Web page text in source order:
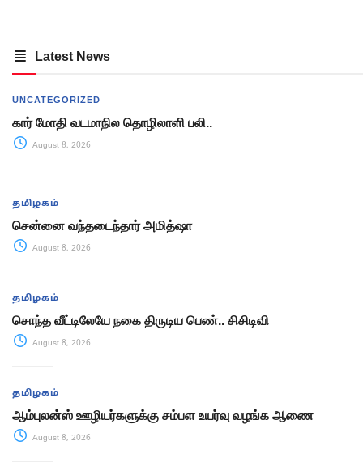
Latest News
UNCATEGORIZED
கார் மோதி வடமாநில தொழிலாளி பலி..
August 8, 2026
தமிழகம்
சென்னை வந்தடைந்தார் அமித்ஷா
August 8, 2026
தமிழகம்
சொந்த வீட்டிலேயே நகை திருடிய பெண்.. சிசிடிவி
August 8, 2026
தமிழகம்
ஆம்புலன்ஸ் ஊழியர்களுக்கு சம்பள உயர்வு வழங்க ஆணை
August 8, 2026